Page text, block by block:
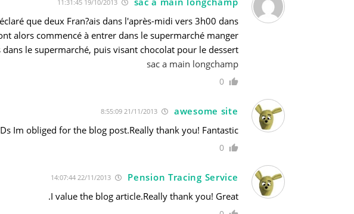
19/10/2013 11:31:45
que deux Fran?ais dans l'après-midi vers 3h00 dans
alors commencé à entrer dans le supermarché manger
le supermarché, puis visant chocolat pour le dessert.
sac a main longchamp
0
awesome site
Im obliged for the blog post.Really thank you! Fantastic.
0
Pension Tracing Service
I value the blog article.Really thank you! Great.